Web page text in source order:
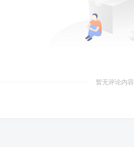
暂无评论内容